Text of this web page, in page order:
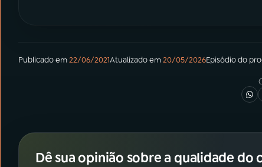
Publicado em22/06/2021Atualizado em20/05/2026Episódiodo
Dê sua opinião sobre a qualidade do